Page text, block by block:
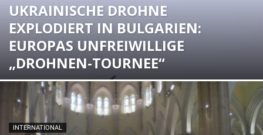
UKRAINISCHE DROHNE
EXPLODIERT IN BULGARIEN:
EUROPAS UNFREIWILLIGE
„DROHNEN-TOURNEE“
INTERNATIONAL